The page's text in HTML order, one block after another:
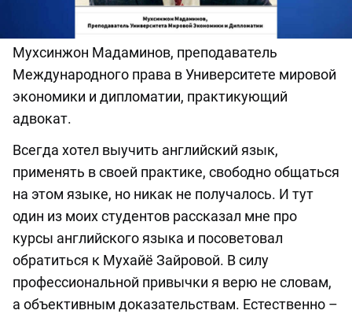
Мухсинжон Мадаминов, преподаватель
Международного права в Университете мировой
экономики и дипломатии, практикующий
адвокат.
Всегда хотел выучить английский язык,
применять в своей практике, свободно общаться
на этом языке, но никак не получалось. И тут
один из моих студентов рассказал мне про
курсы английского языка и посоветовал
обратиться к Мухайё Зайровой. В силу
профессиональной привычки я верю не словам,
а объективным доказательствам. Естественно –